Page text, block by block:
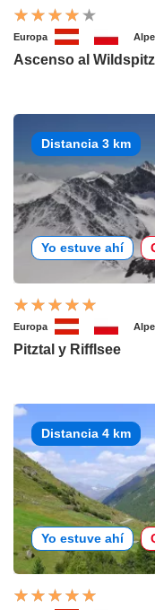
Europa
Ascenso al
Distancia 3 km
Yo estuve ahí
Europa
Pitztal y Rifflsee
Distancia 4 km
Yo estuve ahí